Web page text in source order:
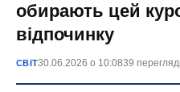
обирають цей
відпочинку
СВІТ30.06.2026 о 10:0839